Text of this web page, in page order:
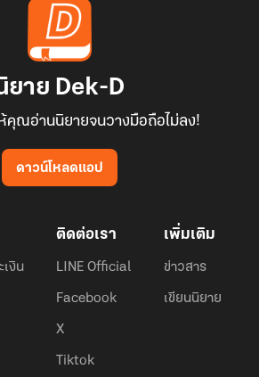
ยาย Dek-D
คุณอ่านนิยายจนวางมือถือไม่ลง!
ดาวน์โหลดแอป
เงิน
ติดต่อเรา
LINE Official
Facebook
X
Tiktok
เพิ่มเติม
ข่าวสาร
เขียนนิยาย